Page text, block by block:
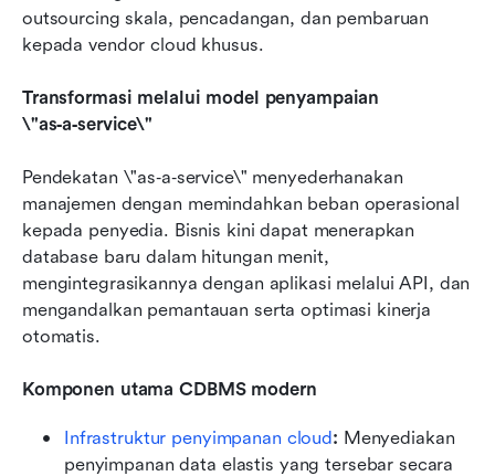
outsourcing skala, pencadangan, dan pembaruan
kepada vendor cloud khusus.
Transformasi melalui model penyampaian
\"as‑a‑service\"
Pendekatan \"as‑a‑service\" menyederhanakan
manajemen dengan memindahkan beban operasional
kepada penyedia. Bisnis kini dapat menerapkan
database baru dalam hitungan menit,
mengintegrasikannya dengan aplikasi melalui API, dan
mengandalkan pemantauan serta optimasi kinerja
otomatis.
Komponen utama CDBMS modern
Infrastruktur penyimpanan cloud: Menyediakan
penyimpanan data elastis yang tersebar secara